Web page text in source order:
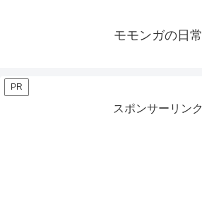
モモンガの日常
PR
スポンサーリンク